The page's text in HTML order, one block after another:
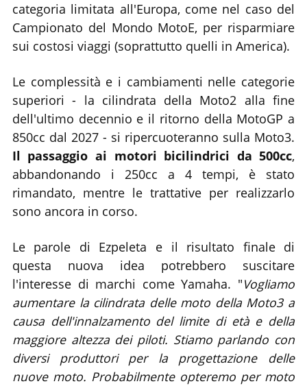
categoria limitata all'Europa, come nel caso del
Campionato del Mondo MotoE, per risparmiare
sui costosi viaggi (soprattutto quelli in America).
Le complessità e i cambiamenti nelle categorie
superiori - la cilindrata della Moto2 alla fine
dell'ultimo decennio e il ritorno della MotoGP a
850cc dal 2027 - si ripercuoteranno sulla Moto3.
Il passaggio ai motori bicilindrici da 500cc,
abbandonando i 250cc a 4 tempi, è stato
rimandato, mentre le trattative per realizzarlo
sono ancora in corso.
Le parole di Ezpeleta e il risultato finale di
questa nuova idea potrebbero suscitare
l'interesse di marchi come Yamaha. "Vogliamo
aumentare la cilindrata delle moto della Moto3 a
causa dell'innalzamento del limite di età e della
maggiore altezza dei piloti. Stiamo parlando con
diversi produttori per la progettazione delle
nuove moto. Probabilmente opteremo per moto